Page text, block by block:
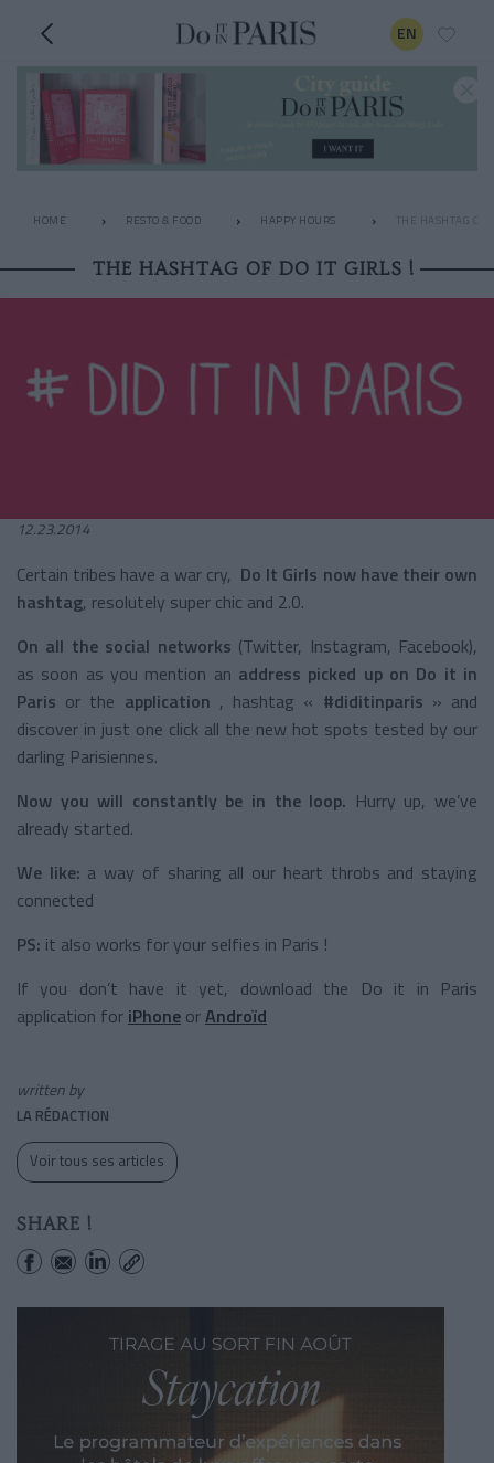
EN
HOME RESTO & FOOD HAPPY HOURS THE HASHTAG OF
THE HASHTAG OF DO IT GIRLS !
12.23.2014
Certain tribes have a war cry, Do It Girls now have their own
hashtag, resolutely super chic and 2.0.
On all the social networks (Twitter, Instagram, Facebook),
as soon as you mention an address picked up on Do it in
Paris or the application , hashtag « #diditinparis » and
discover in just one click all the new hot spots tested by our
darling Parisiennes.
Now you will constantly be in the loop. Hurry up, we’ve
already started.
We like: a way of sharing all our heart throbs and staying
connected
PS: it also works for your selfies in Paris !
If you don’t have it yet, download the Do it in Paris
application for iPhone orAndroïd
written by
LA RÉDACTION
Voir tous ses articles
SHARE !